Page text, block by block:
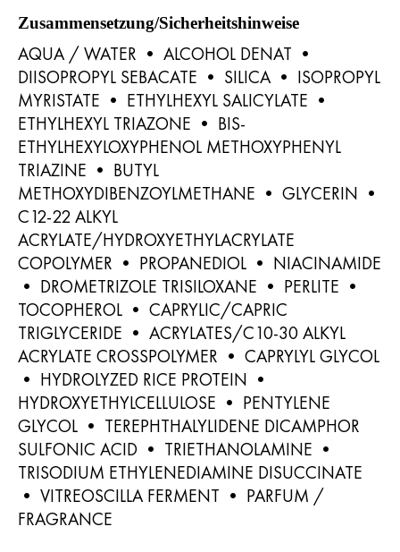
Zusammensetzung/Sicherheitshinweise
AQUA / WATER • ALCOHOL DENAT •
DIISOPROPYL SEBACATE • SILICA • ISOPROPYL
MYRISTATE • ETHYLHEXYL SALICYLATE •
ETHYLHEXYL TRIAZONE • BIS-
ETHYLHEXYLOXYPHENOL METHOXYPHENYL
TRIAZINE • BUTYL
METHOXYDIBENZOYLMETHANE • GLYCERIN •
C12-22 ALKYL
ACRYLATE/HYDROXYETHYLACRYLATE
COPOLYMER • PROPANEDIOL • NIACINAMIDE
• DROMETRIZOLE TRISILOXANE • PERLITE •
TOCOPHEROL • CAPRYLIC/CAPRIC
TRIGLYCERIDE • ACRYLATES/C10-30 ALKYL
ACRYLATE CROSSPOLYMER • CAPRYLYL GLYCOL
• HYDROLYZED RICE PROTEIN •
HYDROXYETHYLCELLULOSE • PENTYLENE
GLYCOL • TEREPHTHALYLIDENE DICAMPHOR
SULFONIC ACID • TRIETHANOLAMINE •
TRISODIUM ETHYLENEDIAMINE DISUCCINATE
• VITREOSCILLA FERMENT • PARFUM /
FRAGRANCE